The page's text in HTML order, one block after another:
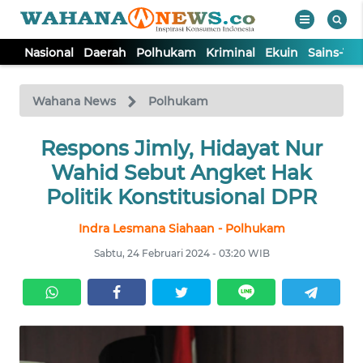
Nasional Daerah Polhukam Kriminal Ekuin Sains-
Wahana News Polhukam
Respons Jimly, Hidayat Nur
Wahid Sebut Angket Hak
Politik Konstitusional DPR
Indra Lesmana Siahaan - Polhukam
Sabtu, 24 Februari 2024 - 03:20 WIB
TV
Tutup
NASIONAL
DAERAH
POLHUKAM
KRIMINAL
EKUIN